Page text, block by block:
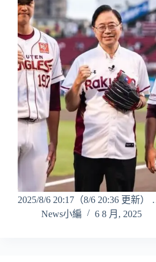
2025/8/6 20:17（8/6 20:36 更新）
News小編
6 8 月, 2025